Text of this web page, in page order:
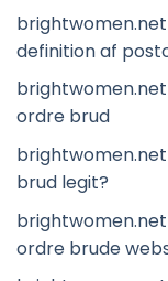
definition af
ordre brud
brud legit?
ordre brude